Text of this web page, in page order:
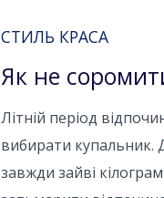
СТИЛЬ КРАСА
Як не
Літній період
вибирати купальник.
завжди зайві